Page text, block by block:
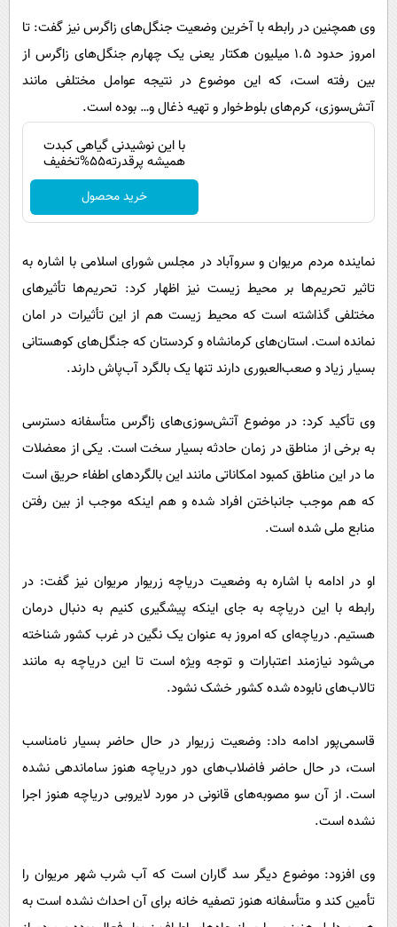
حیات وحش
وی همچنین در رابطه با آخرین وضعیت جنگل‌های زاگرس نیز گفت: تا
امروز حدود ۱.۵ میلیون هکتار یعنی یک چهارم جنگل‌های زاگرس از
بین رفته است، که این موضوع در نتیجه عوامل مختلفی مانند
آتش‌سوزی، کرم‌های بلوط‌خوار و تهیه ذغال و… بوده است.
با این نوشیدنی گیاهی کبدت
همیشه پرقدرته55%تخفیف
خرید محصول
نماینده مردم مریوان و سروآباد در مجلس شورای اسلامی با اشاره به
تاثیر تحریم‌ها بر محیط زیست نیز اظهار کرد: تحریم‌ها تأثیرهای
مختلفی گذاشته است که محیط زیست هم از این تأثیرات در امان
نمانده است. استان‌های کرمانشاه و کردستان که جنگل‌های کوهستانی
بسیار زیاد و صعب‌العبوری دارند تنها یک بالگرد آب‌پاش دارند.
وی تأکید کرد: در موضوع آتش‌سوزی‌های زاگرس متأسفانه دسترسی
به برخی از مناطق در زمان حادثه بسیار سخت است. یکی از معضلات
ما در این مناطق کمبود امکاناتی مانند این بالگردهای اطفاء حریق است
که هم موجب جانباختن افراد شده و هم اینکه موجب از بین رفتن
منابع ملی شده است.
او در ادامه با اشاره به وضعیت دریاچه زریوار مریوان نیز گفت: در
رابطه با این دریاچه به جای اینکه پیشگیری کنیم به دنبال درمان
هستیم. دریاچه‌ای که امروز به عنوان یک نگین در غرب کشور شناخته
می‌شود نیازمند اعتبارات و توجه ویژه است تا این دریاچه به مانند
تالاب‌های نابوده شده کشور خشک نشود.
قاسمی‌پور ادامه داد: وضعیت زریوار در حال حاضر بسیار نامناسب
است، در حال حاضر فاضلاب‌های دور دریاچه هنوز ساماندهی نشده
است. از آن سو مصوبه‌های قانونی در مورد لایروبی دریاچه هنوز اجرا
نشده است.
وی افزود: موضوع دیگر سد گاران است که آب شرب شهر مریوان را
تأمین کند و متأسفانه هنوز تصفیه خانه برای آن احداث نشده است به